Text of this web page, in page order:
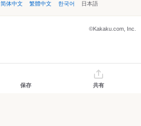
简体中文 繁體中文 한국어 日本語
©Kakaku.com, Inc.
保存 共有